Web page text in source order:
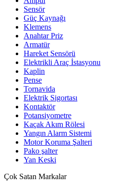
Sensör
Güç Kaynağı
Klemens
Anahtar Priz
Armatür
Hareket Sensörü
Elektrikli Araç İstasyonu
Kaplin
Pense
Tornavida
Elektrik Sigortası
Kontaktör
Potansiyometre
Kaçak Akım Rölesi
Yangın Alarm Sistemi
Motor Koruma Şalteri
Pako şalter
Yan Keski
Çok Satan Markalar